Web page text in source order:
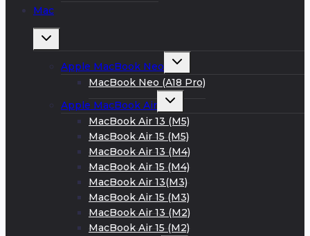
Mac
Развернуть
Apple MacBook Neo
Развернуть
меню
MacBook Neo (A18 Pro)
Apple MacBook Air
Развернуть
меню
MacBook Air 13 (M5)
MacBook Air 15 (M5)
MacBook Air 13 (M4)
MacBook Air 15 (M4)
MacBook Air 13(M3)
MacBook Air 15 (M3)
MacBook Air 13 (M2)
MacBook Air 15 (M2)